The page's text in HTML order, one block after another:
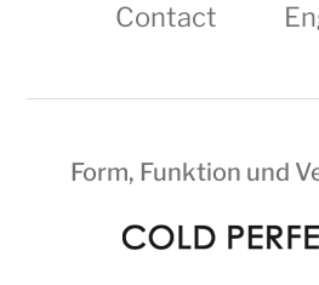
Contact
Form, Funktion und